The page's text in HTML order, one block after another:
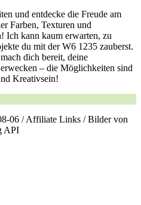
und entdecke die Freude⁣ am
Farben, Texturen und
Ich kann kaum erwarten, zu
du mit der W6 1235 zauberst.
dich bereit, deine
– die Möglichkeiten sind
Kreativsein!
06 / Affiliate Links / Bilder von
API